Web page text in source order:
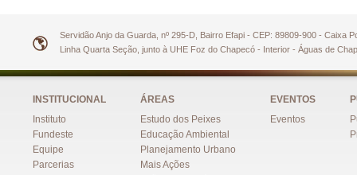
Servidão Anjo da Guarda, nº 295-D, Bairro Efapi - CEP: 89809-900 - Caixa
Linha Quarta Seção, junto à UHE Foz do Chapecó - Interior - Águas de
INSTITUCIONAL
Instituto
Fundeste
Equipe
Parcerias
ÁREAS
Estudo dos Peixes
Educação Ambiental
Planejamento Urbano
Mais Ações
EVENTOS
Eventos